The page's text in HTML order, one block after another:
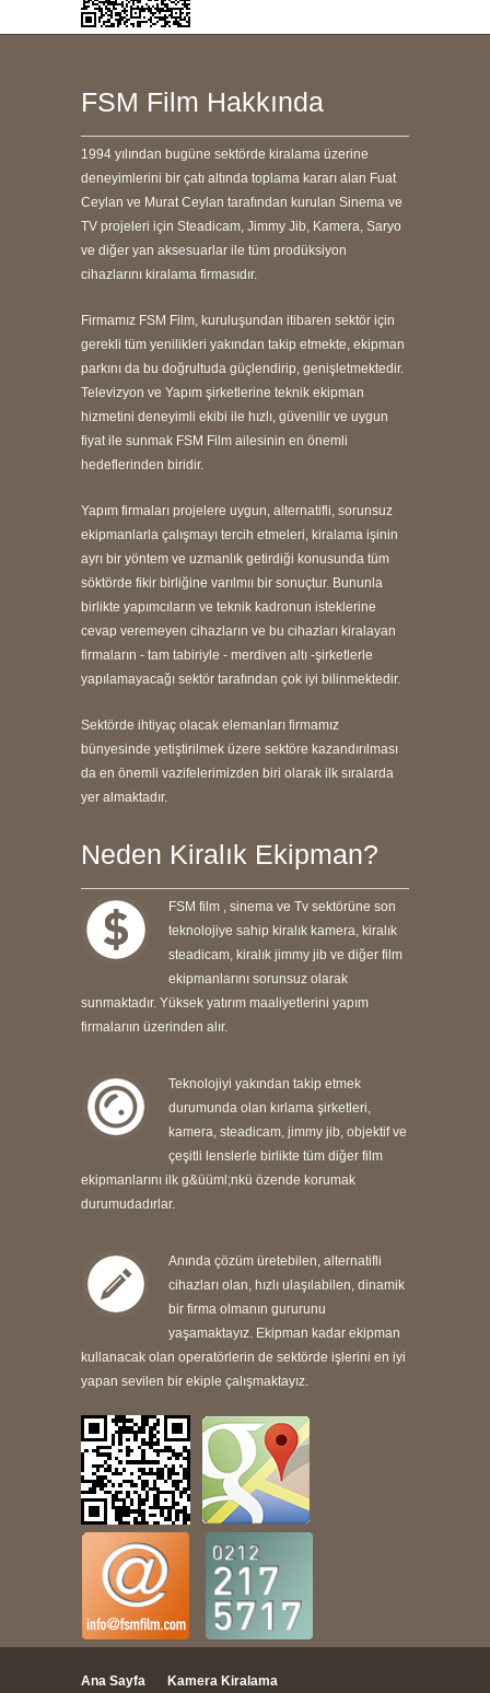
FSM Film Hakkında
1994 yılından bugüne sektörde kiralama üzerine
deneyimlerini bir çatı altında toplama kararı alan Fuat
Ceylan ve Murat Ceylan tarafından kurulan Sinema ve
TV projeleri için Steadicam, Jimmy Jib, Kamera, Saryo
ve diğer yan aksesuarlar ile tüm prodüksiyon
cihazlarını kiralama firmasıdır.
Firmamız FSM Film, kuruluşundan itibaren sektör için
gerekli tüm yenilikleri yakından takip etmekte, ekipman
parkını da bu doğrultuda güçlendirip, genişletmektedir.
Televizyon ve Yapım şirketlerine teknik ekipman
hizmetini deneyimli ekibi ile hızlı, güvenilir ve uygun
fiyat ile sunmak FSM Film ailesinin en önemli
hedeflerinden biridir.
Yapım firmaları projelere uygun, alternatifli, sorunsuz
ekipmanlarla çalışmayı tercih etmeleri, kiralama işinin
ayrı bir yöntem ve uzmanlık getirdiği konusunda tüm
söktörde fikir birliğine varılmıı bir sonuçtur. Bununla
birlikte yapımcıların ve teknik kadronun isteklerine
cevap veremeyen cihazların ve bu cihazları kiralayan
firmaların - tam tabiriyle - merdiven altı -şirketlerle
yapılamayacağı sektör tarafından çok iyi bilinmektedir.
Sektörde ihtiyaç olacak elemanları firmamız
bünyesinde yetiştirilmek üzere sektöre kazandırılması
da en önemli vazifelerimizden biri olarak ilk sıralarda
yer almaktadır.
Neden Kiralık Ekipman?
FSM film , sinema ve Tv sektörüne son
teknolojiye sahip kiralık kamera, kiralık
steadicam, kiralık jimmy jib ve diğer film
ekipmanlarını sorunsuz olarak
sunmaktadır. Yüksek yatırım maaliyetlerini yapım
firmalarıın üzerinden alır.
Teknolojiyi yakından takip etmek
durumunda olan kırlama şirketleri,
kamera, steadicam, jimmy jib, objektif ve
çeşitli lenslerle birlikte tüm diğer film
ekipmanlarını ilk g&üüml;nkü özende korumak
durumudadırlar.
Anında çözüm üretebilen, alternatifli
cihazları olan, hızlı ulaşılabilen, dinamik
bir firma olmanın gururunu
yaşamaktayız. Ekipman kadar ekipman
kullanacak olan operatörlerin de sektörde işlerini en iyi
yapan sevilen bir ekiple çalışmaktayız.
Ana Sayfa Kamera Kiralama